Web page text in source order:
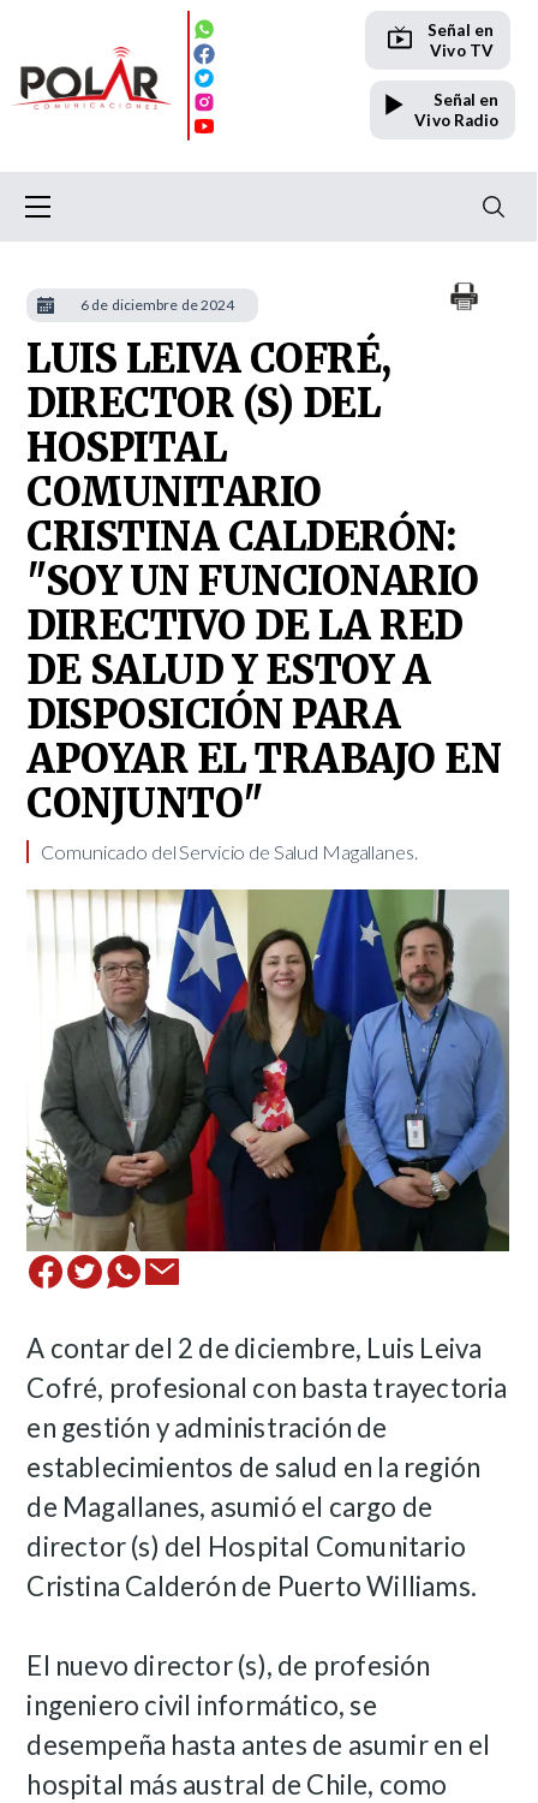
Señal en
Vivo TV
Señal en
Vivo Radio
LUIS LEIVA COFRÉ,
DIRECTOR (S) DEL
HOSPITAL
COMUNITARIO
CRISTINA CALDERÓN:
"SOY UN FUNCIONARIO
DIRECTIVO DE LA RED
DE SALUD Y ESTOY A
DISPOSICIÓN PARA
APOYAR EL TRABAJO EN
CONJUNTO"
​Comunicado del Servicio de Salud Magallanes.
A contar del 2 de diciembre, Luis Leiva
Cofré, profesional con basta trayectoria
en gestión y administración de
establecimientos de salud en la región
de Magallanes, asumió el cargo de
director (s) del Hospital Comunitario
Cristina Calderón de Puerto Williams.
El nuevo director (s), de profesión
ingeniero civil informático, se
desempeña hasta antes de asumir en el
hospital más austral de Chile, como
6 de diciembre de 2024